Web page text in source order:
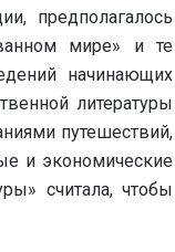
предполагалось
мире» и те
начинающих
литературы
путешествий,
и экономические
считала, чтобы